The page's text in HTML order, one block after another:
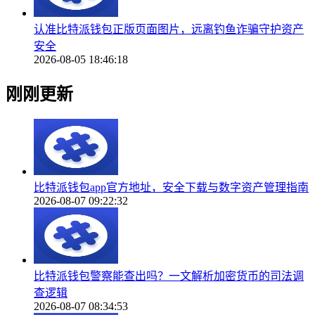
认准比特派钱包正版页面图片，远离钓鱼诈骗守护资产
安全
2026-08-05 18:46:18
刚刚更新
比特派钱包app官方地址，安全下载与数字资产管理指南
2026-08-07 09:22:32
比特派钱包警察能查出吗？一文解析加密货币的司法调
查逻辑
2026-08-07 08:34:53